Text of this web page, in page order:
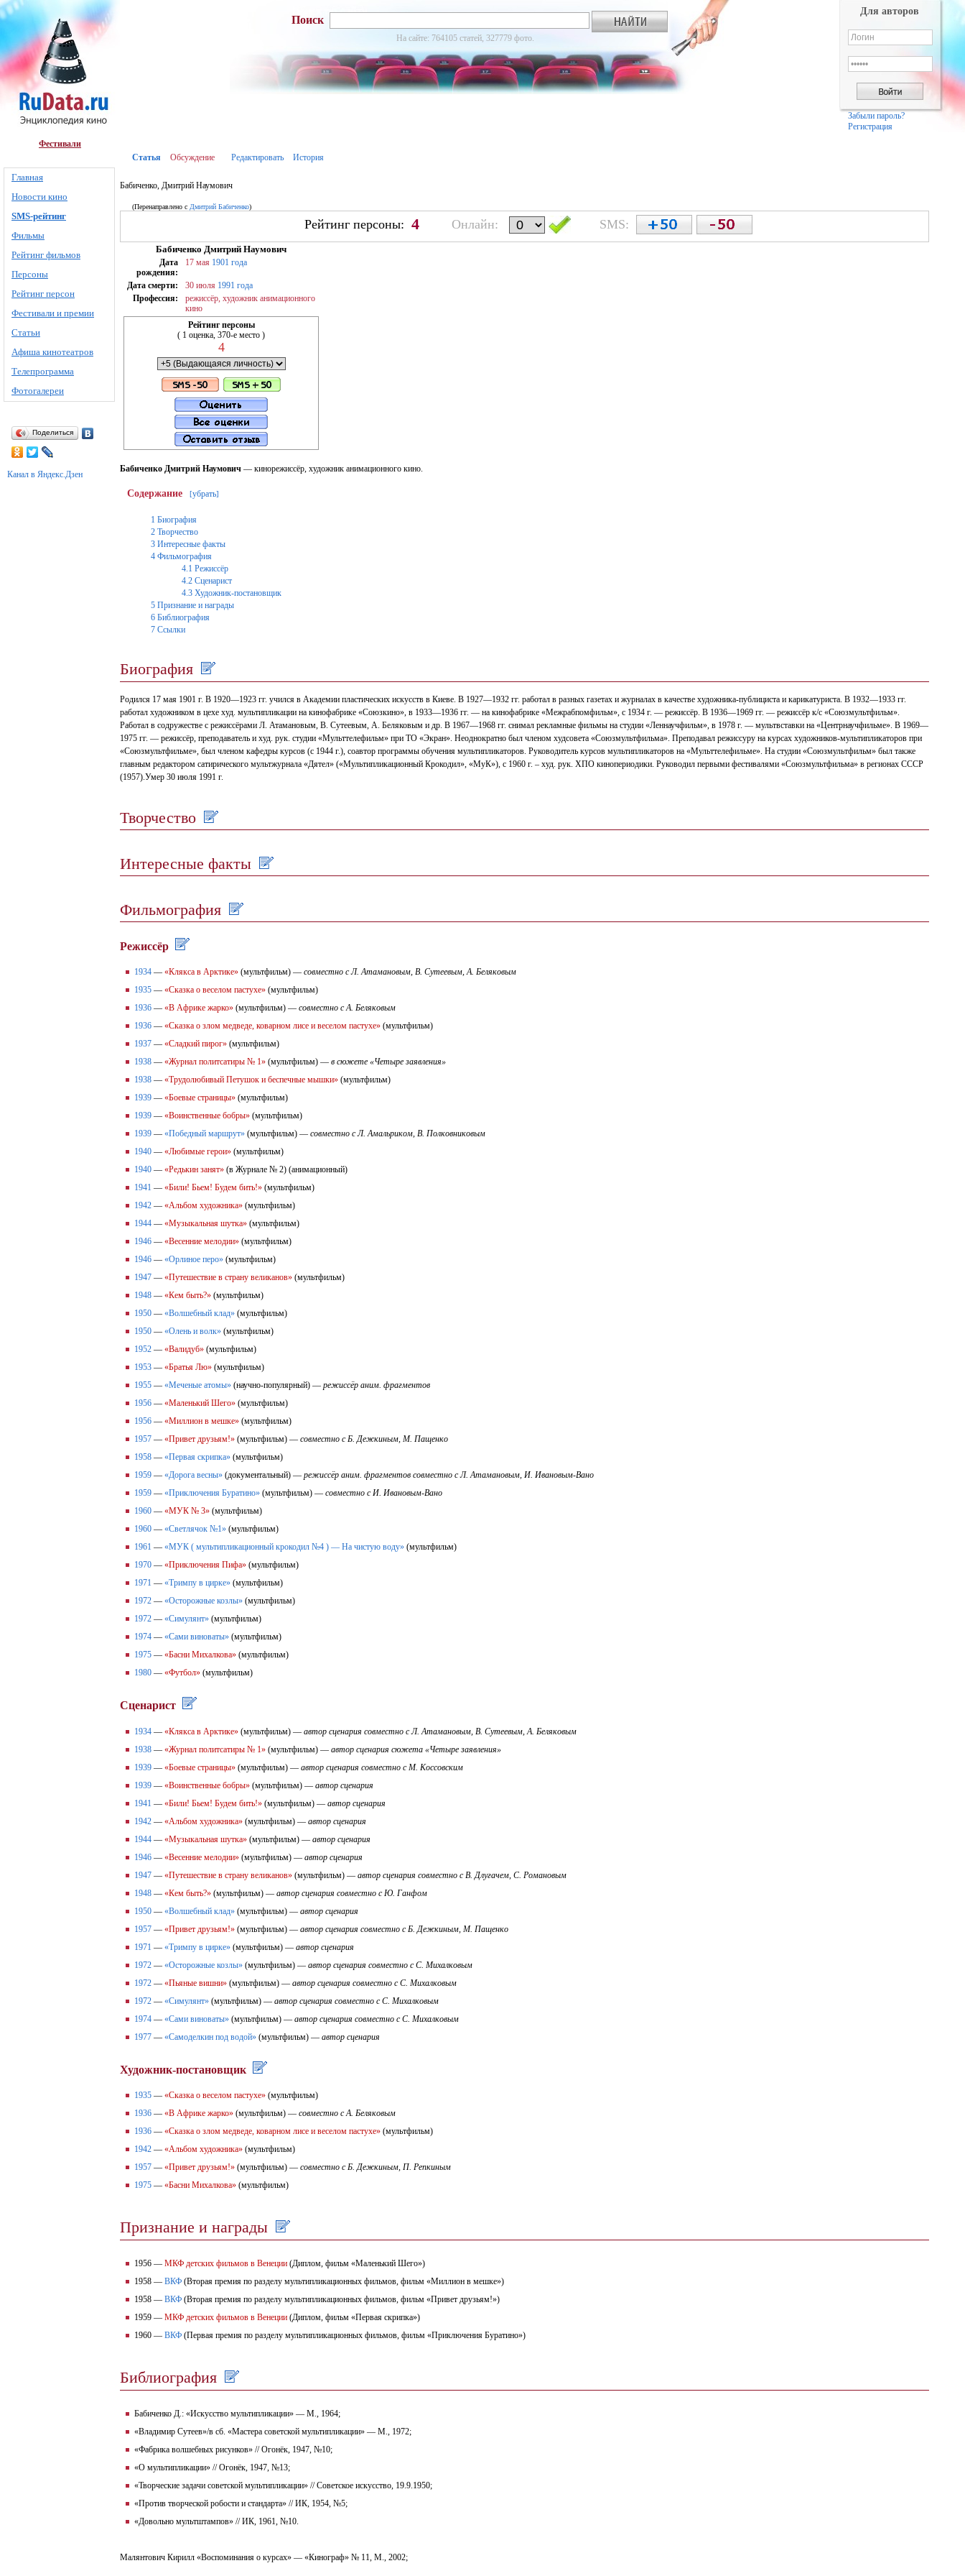
Фестивали
Главная
Новости кино
SMS-рейтинг
Фильмы
Рейтинг фильмов
Персоны
Рейтинг персон
Фестивали и премии
Статьи
Афиша кинотеатров
Телепрограмма
Фотогалереи
Поделиться
Канал в Яндекс.Дзен
Поиск
На сайте: 764105 статей, 327779 фото.
Для авторов
Забыли пароль?
Регистрация
Статья Обсуждение Редактировать История
Бабиченко, Дмитрий Наумович
(Перенаправлено с Дмитрий Бабиченко)
Рейтинг персоны: 4 Онлайн: SMS:
Бабиченко Дмитрий Наумович
Дата
рождения:
17 мая 1901 года
Дата смерти: 30 июля 1991 года
Профессия:
режиссёр, художник анимационного
кино
Рейтинг персоны
( 1 оценка, 370-е место )
4
Бабиченко Дмитрий Наумович — кинорежиссёр, художник анимационного кино.
Содержание [убрать]
1 Биография
2 Творчество
3 Интересные факты
4 Фильмография
4.1 Режиссёр
4.2 Сценарист
4.3 Художник-постановщик
5 Признание и награды
6 Библиография
7 Ссылки
Биография
Родился 17 мая 1901 г. В 1920—1923 гг. учился в Академии пластических искусств в Киеве. В 1927—1932 гг. работал в разных газетах и журналах в качестве художника-публициста и карикатуриста. В 1932—1933 гг.
работал художником в цехе худ. мультипликации на кинофабрике «Союзкино», в 1933—1936 гг. — на кинофабрике «Межрабпомфильм», с 1934 г. — режиссёр. В 1936—1969 гг. — режиссёр к/с «Союзмультфильм».
Работал в содружестве с режиссёрами Л. Атамановым, В. Сутеевым, А. Беляковым и др. В 1967—1968 гг. снимал рекламные фильмы на студии «Леннаучфильм», в 1978 г. — мультвставки на «Центрнаучфильме». В 1969—
1975 гг. — режиссёр, преподаватель и худ. рук. студии «Мульттелефильм» при ТО «Экран». Неоднократно был членом худсовета «Союзмультфильма». Преподавал режиссуру на курсах художников-мультипликаторов при
«Союзмультфильме», был членом кафедры курсов (с 1944 г.), соавтор программы обучения мультипликаторов. Руководитель курсов мультипликаторов на «Мульттелефильме». На студии «Союзмультфильм» был также
главным редактором сатирического мультжурнала «Дятел» («Мультипликационный Крокодил», «МуК»), с 1960 г. – худ. рук. ХПО кинопериодики. Руководил первыми фестивалями «Союзмультфильма» в регионах СССР
(1957).Умер 30 июля 1991 г.
Творчество
Интересные факты
Фильмография
Режиссёр
1934 — «Клякса в Арктике» (мультфильм) — совместно с Л. Атамановым, В. Сутеевым, А. Беляковым
1935 — «Сказка о веселом пастухе» (мультфильм)
1936 — «В Африке жарко» (мультфильм) — совместно с А. Беляковым
1936 — «Сказка о злом медведе, коварном лисе и веселом пастухе» (мультфильм)
1937 — «Сладкий пирог» (мультфильм)
1938 — «Журнал политсатиры № 1» (мультфильм) — в сюжете «Четыре заявления»
1938 — «Трудолюбивый Петушок и беспечные мышки» (мультфильм)
1939 — «Боевые страницы» (мультфильм)
1939 — «Воинственные бобры» (мультфильм)
1939 — «Победный маршрут» (мультфильм) — совместно с Л. Амальриком, В. Полковниковым
1940 — «Любимые герои» (мультфильм)
1940 — «Редькин занят» (в Журнале № 2) (анимационный)
1941 — «Били! Бьем! Будем бить!» (мультфильм)
1942 — «Альбом художника» (мультфильм)
1944 — «Музыкальная шутка» (мультфильм)
1946 — «Весенние мелодии» (мультфильм)
1946 — «Орлиное перо» (мультфильм)
1947 — «Путешествие в страну великанов» (мультфильм)
1948 — «Кем быть?» (мультфильм)
1950 — «Волшебный клад» (мультфильм)
1950 — «Олень и волк» (мультфильм)
1952 — «Валидуб» (мультфильм)
1953 — «Братья Лю» (мультфильм)
1955 — «Меченые атомы» (научно-популярный) — режиссёр аним. фрагментов
1956 — «Маленький Шего» (мультфильм)
1956 — «Миллион в мешке» (мультфильм)
1957 — «Привет друзьям!» (мультфильм) — совместно с Б. Дежкиным, М. Пащенко
1958 — «Первая скрипка» (мультфильм)
1959 — «Дорога весны» (документальный) — режиссёр аним. фрагментов совместно с Л. Атамановым, И. Ивановым-Вано
1959 — «Приключения Буратино» (мультфильм) — совместно с И. Ивановым-Вано
1960 — «МУК № 3» (мультфильм)
1960 — «Светлячок №1» (мультфильм)
1961 — «МУК ( мультипликационный крокодил №4 ) — На чистую воду» (мультфильм)
1970 — «Приключения Пифа» (мультфильм)
1971 — «Тримпу в цирке» (мультфильм)
1972 — «Осторожные козлы» (мультфильм)
1972 — «Симулянт» (мультфильм)
1974 — «Сами виноваты» (мультфильм)
1975 — «Басни Михалкова» (мультфильм)
1980 — «Футбол» (мультфильм)
Сценарист
1934 — «Клякса в Арктике» (мультфильм) — автор сценария совместно с Л. Атамановым, В. Сутеевым, А. Беляковым
1938 — «Журнал политсатиры № 1» (мультфильм) — автор сценария сюжета «Четыре заявления»
1939 — «Боевые страницы» (мультфильм) — автор сценария совместно с М. Коссовским
1939 — «Воинственные бобры» (мультфильм) — автор сценария
1941 — «Били! Бьем! Будем бить!» (мультфильм) — автор сценария
1942 — «Альбом художника» (мультфильм) — автор сценария
1944 — «Музыкальная шутка» (мультфильм) — автор сценария
1946 — «Весенние мелодии» (мультфильм) — автор сценария
1947 — «Путешествие в страну великанов» (мультфильм) — автор сценария совместно с В. Длугачем, С. Романовым
1948 — «Кем быть?» (мультфильм) — автор сценария совместно с Ю. Ганфом
1950 — «Волшебный клад» (мультфильм) — автор сценария
1957 — «Привет друзьям!» (мультфильм) — автор сценария совместно с Б. Дежкиным, М. Пащенко
1971 — «Тримпу в цирке» (мультфильм) — автор сценария
1972 — «Осторожные козлы» (мультфильм) — автор сценария совместно с С. Михалковым
1972 — «Пьяные вишни» (мультфильм) — автор сценария совместно с С. Михалковым
1972 — «Симулянт» (мультфильм) — автор сценария совместно с С. Михалковым
1974 — «Сами виноваты» (мультфильм) — автор сценария совместно с С. Михалковым
1977 — «Самоделкин под водой» (мультфильм) — автор сценария
Художник-постановщик
1935 — «Сказка о веселом пастухе» (мультфильм)
1936 — «В Африке жарко» (мультфильм) — совместно с А. Беляковым
1936 — «Сказка о злом медведе, коварном лисе и веселом пастухе» (мультфильм)
1942 — «Альбом художника» (мультфильм)
1957 — «Привет друзьям!» (мультфильм) — совместно с Б. Дежкиным, П. Репкиным
1975 — «Басни Михалкова» (мультфильм)
Признание и награды
1956 — МКФ детских фильмов в Венеции (Диплом, фильм «Маленький Шего»)
1958 — ВКФ (Вторая премия по разделу мультипликационных фильмов, фильм «Миллион в мешке»)
1958 — ВКФ (Вторая премия по разделу мультипликационных фильмов, фильм «Привет друзьям!»)
1959 — МКФ детских фильмов в Венеции (Диплом, фильм «Первая скрипка»)
1960 — ВКФ (Первая премия по разделу мультипликационных фильмов, фильм «Приключения Буратино»)
Библиография
Бабиченко Д.: «Искусство мультипликации» — М., 1964;
«Владимир Сутеев»/в сб. «Мастера советской мультипликации» — М., 1972;
«Фабрика волшебных рисунков» // Огонёк, 1947, №10;
«О мультипликации» // Огонёк, 1947, №13;
«Творческие задачи советской мультипликации» // Советское искусство, 19.9.1950;
«Против творческой робости и стандарта» // ИК, 1954, №5;
«Довольно мультштампов» // ИК, 1961, №10.
Малянтович Кирилл «Воспоминания о курсах» — «Кинограф» № 11, М., 2002;